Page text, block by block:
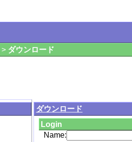
ダウンロード
Login
Name:
> ダウンロード